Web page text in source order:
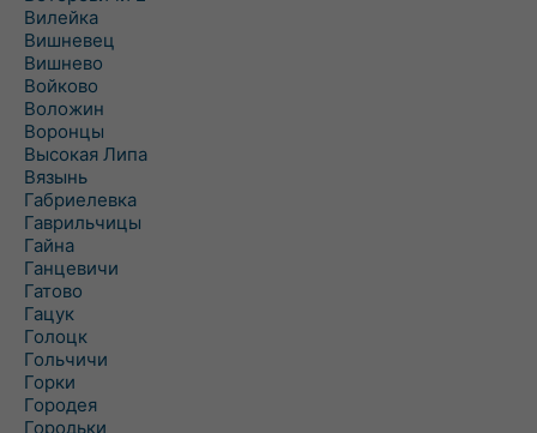
Вилейка
Вишневец
Вишнево
Войково
Воложин
Воронцы
Высокая Липа
Вязынь
Габриелевка
Гаврильчицы
Гайна
Ганцевичи
Гатово
Гацук
Голоцк
Гольчичи
Горки
Городея
Городьки